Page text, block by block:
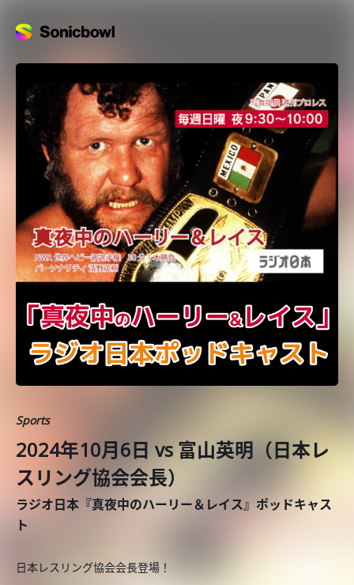
Sports
2024年10月6日 vs 富山英明（日本レ
スリング協会会長）
ラジオ日本『真夜中のハーリー＆レイス』ポッドキャス
ト
日本レスリング協会会長登場！